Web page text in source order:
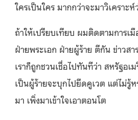
ใครเป็นใคร มากกว่าจะมาวิเคราะ
ถ้าให้เปรียบเทียบ ผมติดตามการเ
ฝ่ายพระเอก ฝ่ายผู้ร้าย ตีกัน ข่าวสา
เราก็ถูกชวนเชื่อไปทันทีว่า สหรัฐอเ
เป็นผู้ร้ายจะบุกไปยึดคูเวต แต่ไม่รู้
มา เพิ่งมาเข้าใจเอาตอนโต